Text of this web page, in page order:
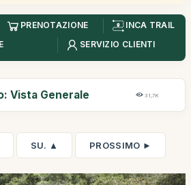
PRENOTAZIONE
INCA TRAIL
SERVIZIO CLIENTI
Vista Generale 31,7K
SU. ▲ PROSSIMO ►